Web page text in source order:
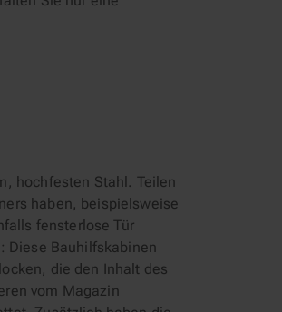
hochfesten Stahl. Teilen
haben, beispielsweise
fensterlose Tür
Diese Bauhilfskabinen
die den Inhalt des
vom Magazin